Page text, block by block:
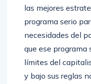
las mejores
programa serio
necesidades del
que ese programa
límites del
y bajo sus reglas